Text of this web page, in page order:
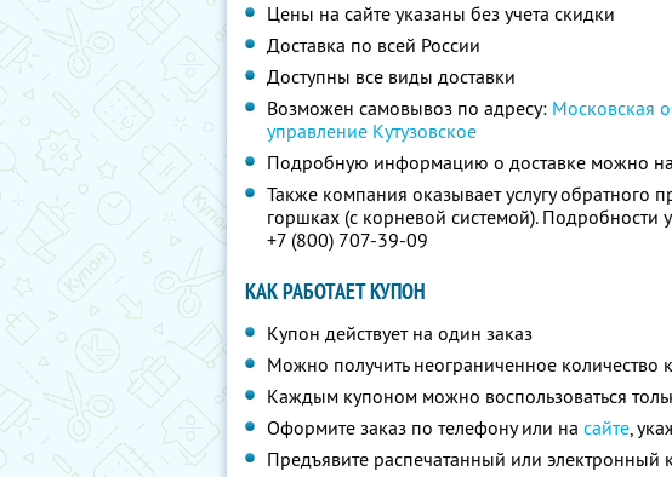
Цены на сайте указаны без учета скидки
Доставка по всей России
Доступны все виды доставки
Возможен самовывоз по адресу: Московская
управление Кутузовское
Подробную информацию о доставке можно на
Также компания оказывает услугу обратного
горшках (с корневой системой). Подробности
+7 (800) 707-39-09
КАК РАБОТАЕТ КУПОН
Купон действует на один заказ
Можно получить неограниченное количество
Каждым купоном можно воспользоваться
Оформите заказ по телефону или на сайте,
Предъявите распечатанный или электронный